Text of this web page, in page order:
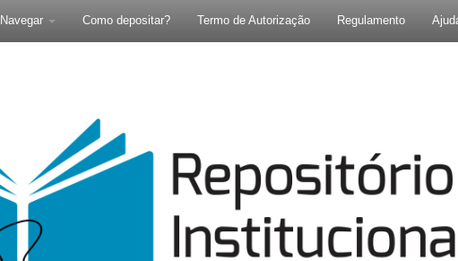
Navegar Como depositar? Termo de Autorização Regulamento